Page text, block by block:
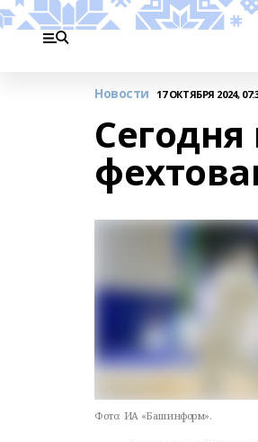
Новости 17 ОКТЯБРЯ 2024,
Фото: ИА «Башинформ».